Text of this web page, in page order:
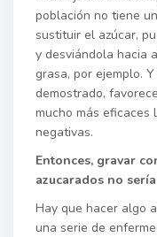
población no tiene
sustituir el azúcar,
y desviándola hacia
grasa, por ejemplo.
demostrado,
mucho más eficaces
negativas.
Entonces, gravar
azucarados no
Hay que hacer algo
una serie de